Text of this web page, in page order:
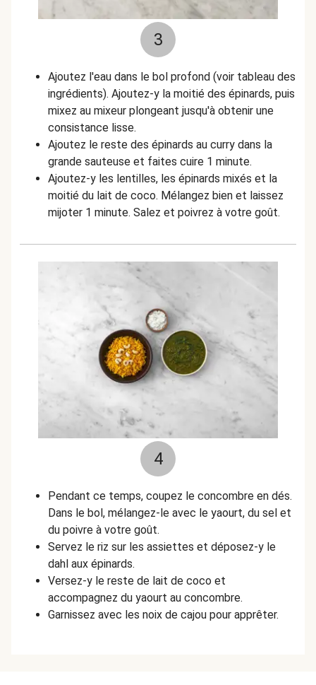
3
Ajoutez l'eau dans le bol profond (voir tableau des
ingrédients). Ajoutez-y la moitié des épinards, puis
mixez au mixeur plongeant jusqu'à obtenir une
consistance lisse.
Ajoutez le reste des épinards au curry dans la
grande sauteuse et faites cuire 1 minute.
Ajoutez-y les lentilles, les épinards mixés et la
moitié du lait de coco. Mélangez bien et laissez
mijoter 1 minute. Salez et poivrez à votre goût.
4
Pendant ce temps, coupez le concombre en dés.
Dans le bol, mélangez-le avec le yaourt, du sel et
du poivre à votre goût.
Servez le riz sur les assiettes et déposez-y le
dahl aux épinards.
Versez-y le reste de lait de coco et
accompagnez du yaourt au concombre.
Garnissez avec les noix de cajou pour apprêter.